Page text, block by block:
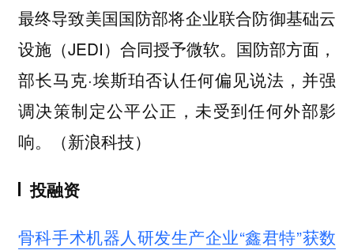
最终导致美国国防部将企业联合防御基础云
设施（JEDI）合同授予微软。国防部方面，
部长马克·埃斯珀否认任何偏见说法，并强
调决策制定公平公正，未受到任何外部影
响。（新浪科技）
投融资
骨科手术机器人研发生产企业“鑫君特”获数